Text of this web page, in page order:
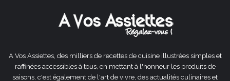
A Vos Assiettes, des milliers de recettes de cuisine illustrées simples et
raffinées accessibles à tous, en mettant à l'honneur les produits de
saisons, c'est également de l'art de vivre, des actualités culinaires et